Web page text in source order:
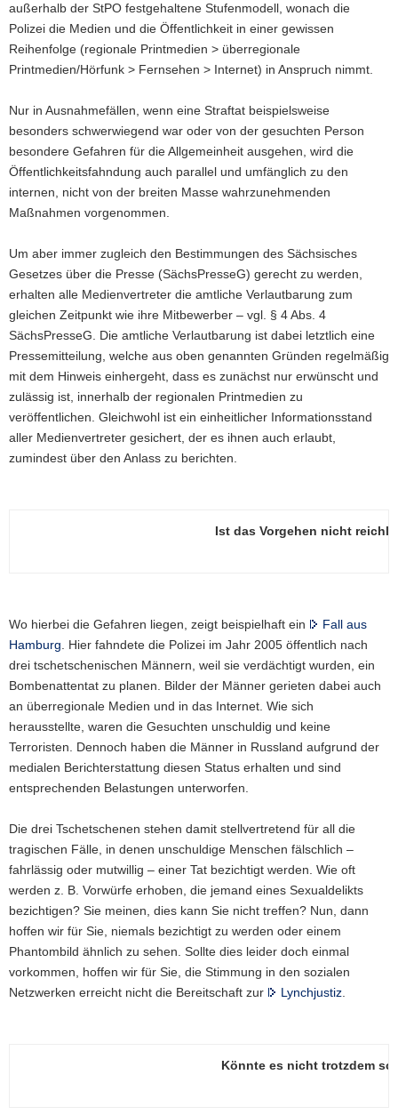
außerhalb der StPO festgehaltene Stufenmodell, wonach die
Polizei die Medien und die Öffentlichkeit in einer gewissen
Reihenfolge (regionale Printmedien > überregionale
Printmedien/Hörfunk > Fernsehen > Internet) in Anspruch nimmt.
Nur in Ausnahmefällen, wenn eine Straftat beispielsweise
besonders schwerwiegend war oder von der gesuchten Person
besondere Gefahren für die Allgemeinheit ausgehen, wird die
Öffentlichkeitsfahndung auch parallel und umfänglich zu den
internen, nicht von der breiten Masse wahrzunehmenden
Maßnahmen vorgenommen.
Um aber immer zugleich den Bestimmungen des Sächsisches
Gesetzes über die Presse (SächsPresseG) gerecht zu werden,
erhalten alle Medienvertreter die amtliche Verlautbarung zum
gleichen Zeitpunkt wie ihre Mitbewerber – vgl. § 4 Abs. 4
SächsPresseG. Die amtliche Verlautbarung ist dabei letztlich eine
Pressemitteilung, welche aus oben genannten Gründen regelmäßig
mit dem Hinweis einhergeht, dass es zunächst nur erwünscht und
zulässig ist, innerhalb der regionalen Printmedien zu
veröffentlichen. Gleichwohl ist ein einheitlicher Informationsstand
aller Medienvertreter gesichert, der es ihnen auch erlaubt,
zumindest über den Anlass zu berichten.
Ist das Vorgehen nicht
Wo hierbei die Gefahren liegen, zeigt beispielhaft ein
Fall aus
Hamburg . Hier fahndete die Polizei im Jahr 2005 öffentlich nach
drei tschetschenischen Männern, weil sie verdächtigt wurden, ein
Bombenattentat zu planen. Bilder der Männer gerieten dabei auch
an überregionale Medien und in das Internet. Wie sich
herausstellte, waren die Gesuchten unschuldig und keine
Terroristen. Dennoch haben die Männer in Russland aufgrund der
medialen Berichterstattung diesen Status erhalten und sind
entsprechenden Belastungen unterworfen.
Die drei Tschetschenen stehen damit stellvertretend für all die
tragischen Fälle, in denen unschuldige Menschen fälschlich –
fahrlässig oder mutwillig – einer Tat bezichtigt werden. Wie oft
werden z. B. Vorwürfe erhoben, die jemand eines Sexualdelikts
bezichtigen? Sie meinen, dies kann Sie nicht treffen? Nun, dann
hoffen wir für Sie, niemals bezichtigt zu werden oder einem
Phantombild ähnlich zu sehen. Sollte dies leider doch einmal
vorkommen, hoffen wir für Sie, die Stimmung in den sozialen
Netzwerken erreicht nicht die Bereitschaft zur
Lynchjustiz
Könnte es nicht trotzdem